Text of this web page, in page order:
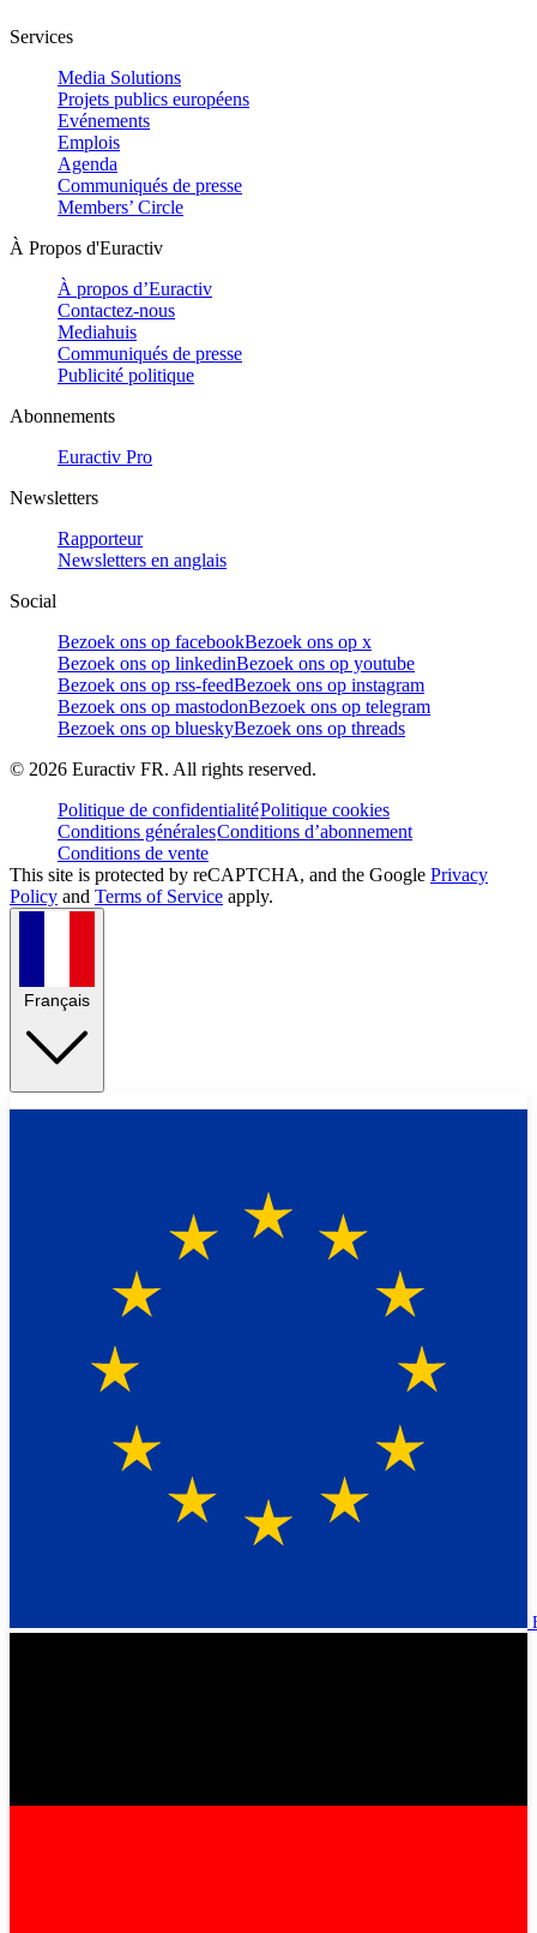
Services
Media Solutions
Projets publics européens
Evénements
Emplois
Agenda
Communiqués de presse
Members’ Circle
À Propos d'Euractiv
À propos d’Euractiv
Contactez-nous
Mediahuis
Communiqués de presse
Publicité politique
Abonnements
Euractiv Pro
Newsletters
Rapporteur
Newsletters en anglais
Social
Bezoek ons op facebookBezoek ons op x
Bezoek ons op linkedinBezoek ons op youtube
Bezoek ons op rss-feedBezoek ons op instagram
Bezoek ons op mastodonBezoek ons op telegram
Bezoek ons op blueskyBezoek ons op threads
© 2026 Euractiv FR. All rights reserved.
Politique de confidentialitéPolitique cookies
Conditions généralesConditions d’abonnement
Conditions de vente
This site is protected by reCAPTCHA, and the Google Privacy
Policy and Terms of Service apply.
Français